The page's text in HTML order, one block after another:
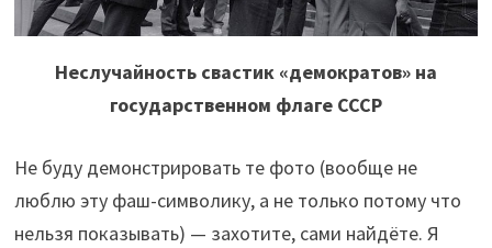
Неслучайность свастик «демократов» на
государственном флаге СССР
Не буду демонстрировать те фото (вообще не
люблю эту фаш-символику, а не только потому что
нельзя показывать) — захотите, сами найдёте. Я